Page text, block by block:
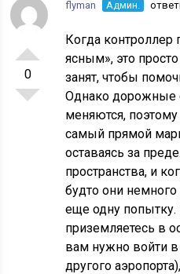
0
flyman Админ.
Когда контроллер
ясным», это
занят, чтобы
Однако дорожные
меняются,
самый прямой
оставаясь за
пространства, и
будто они
еще одну
приземляетесь в
вам нужно войти в
другого